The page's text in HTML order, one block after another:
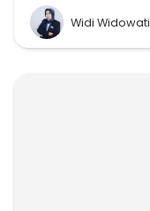
Widi Widowati